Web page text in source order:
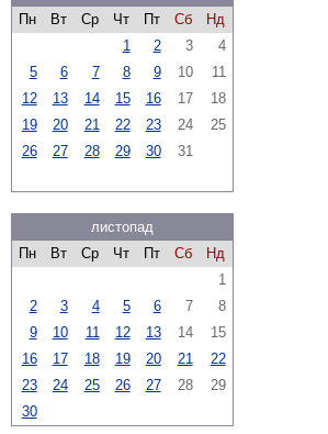
Пн
Вт Ср Чт Пт Сб
Нд
1
2 3
4
5
6 7 8 9 10
11
12
13 14 15 16 17
18
19
20 21 22 23 24
25
26
27 28 29 30 31
листопад
Пн
Вт Ср Чт Пт Сб
Нд
1
2
3 4 5 6 7
8
9
10 11 12 13 14
15
16
17 18 19 20 21
22
23
24 25 26 27 28
29
30